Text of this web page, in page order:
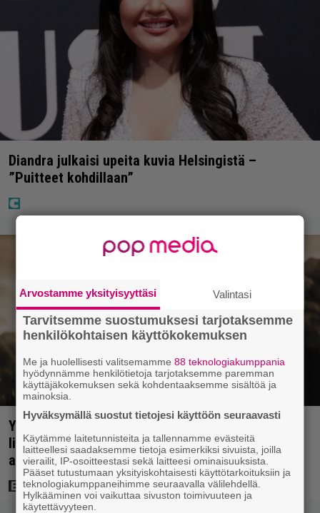
Diandra julkaisi upeita kuvia Helsingistä –
”Puitteet kohdillaan”
Yöllä tv:ssä: Sotaelokuvan näyttelijät kasvattivat
lihakset nopeasti erikoisella kikalla – IMDb-
arvosana on 7,6
Arvostamme yksityisyyttäsi Valintasi
Tarvitsemme suostumuksesi tarjotaksemme
henkilökohtaisen käyttökokemuksen
Me ja huolellisesti valitsemamme88 teknologiakumppania
hyödynnämme henkilötietoja tarjotaksemme paremman
käyttäjäkokemuksen sekä kohdentaaksemme sisältöä ja
mainoksia.
Hyväksymällä suostut tietojesi käyttöön seuraavasti
Käytämme laitetunnisteita ja tallennamme evästeitä
laitteellesi saadaksemme tietoja esimerkiksi sivuista, joilla
vierailit, IP-osoitteestasi sekä laitteesi ominaisuuksista.
Pääset tutustumaan yksityiskohtaisesti käyttötarkoituksiin ja
teknologiakumppaneihimme seuraavalla välilehdellä.
Hylkääminen voi vaikuttaa sivuston toimivuuteen ja
käytettävyyteen.